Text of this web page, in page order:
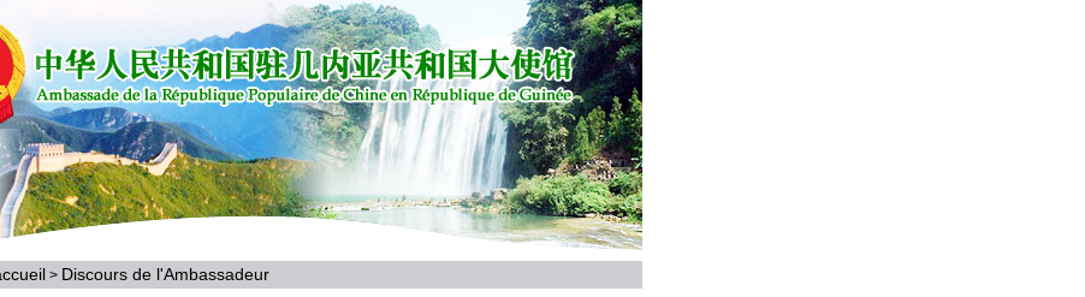
> Discours de l'Ambassadeur